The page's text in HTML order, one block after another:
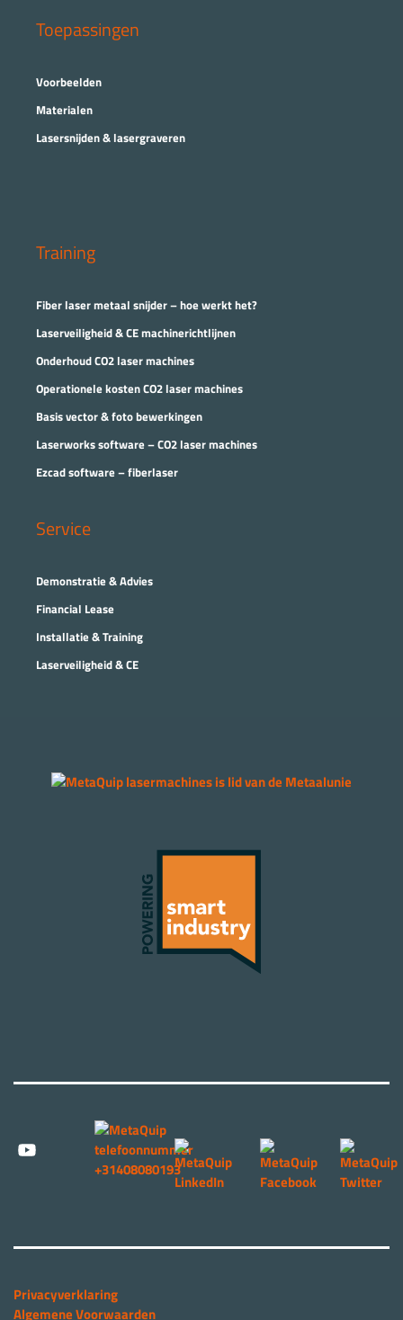
Toepassingen
Voorbeelden
Materialen
Lasersnijden & lasergraveren
Training
Fiber laser metaal snijder – hoe werkt het?
Laserveiligheid & CE machinerichtlijnen
Onderhoud CO2 laser machines
Operationele kosten CO2 laser machines
Basis vector & foto bewerkingen
Laserworks software – CO2 laser machines
Ezcad software – fiberlaser
Service
Demonstratie & Advies
Financial Lease
Installatie & Training
Laserveiligheid & CE
Privacyverklaring
Algemene Voorwaarden